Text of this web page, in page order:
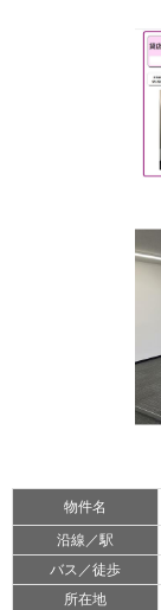
物件名
沿線／駅
バス／徒歩
所在地